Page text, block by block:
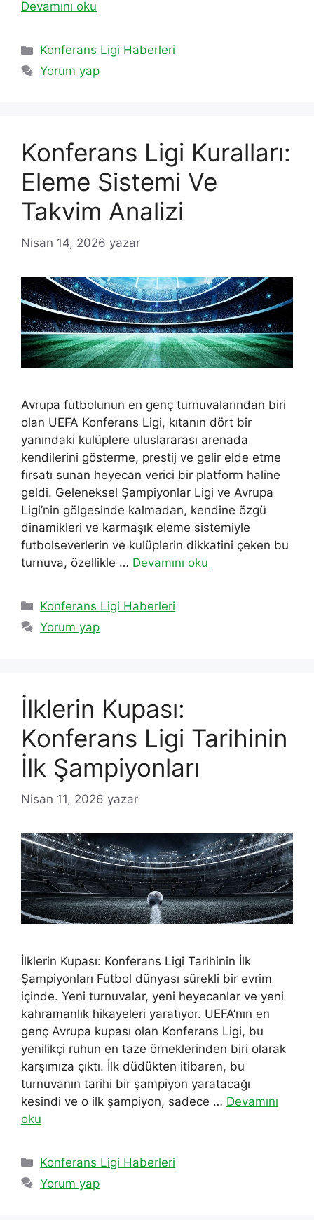
Devamını oku
Kategoriler
Konferans Ligi Haberleri
Yorum yap
Konferans Ligi Kuralları:
Eleme Sistemi Ve
Takvim Analizi
Nisan 14, 2026 yazar
Avrupa futbolunun en genç turnuvalarından biri
olan UEFA Konferans Ligi, kıtanın dört bir
yanındaki kulüplere uluslararası arenada
kendilerini gösterme, prestij ve gelir elde etme
fırsatı sunan heyecan verici bir platform haline
geldi. Geleneksel Şampiyonlar Ligi ve Avrupa
Ligi’nin gölgesinde kalmadan, kendine özgü
dinamikleri ve karmaşık eleme sistemiyle
futbolseverlerin ve kulüplerin dikkatini çeken bu
turnuva, özellikle … Devamını oku
Kategoriler
Konferans Ligi Haberleri
Yorum yap
İlklerin Kupası:
Konferans Ligi Tarihinin
İlk Şampiyonları
Nisan 11, 2026 yazar
İlklerin Kupası: Konferans Ligi Tarihinin İlk
Şampiyonları Futbol dünyası sürekli bir evrim
içinde. Yeni turnuvalar, yeni heyecanlar ve yeni
kahramanlık hikayeleri yaratıyor. UEFA’nın en
genç Avrupa kupası olan Konferans Ligi, bu
yenilikçi ruhun en taze örneklerinden biri olarak
karşımıza çıktı. İlk düdükten itibaren, bu
turnuvanın tarihi bir şampiyon yaratacağı
kesindi ve o ilk şampiyon, sadece … Devamını
oku
Kategoriler
Konferans Ligi Haberleri
Yorum yap